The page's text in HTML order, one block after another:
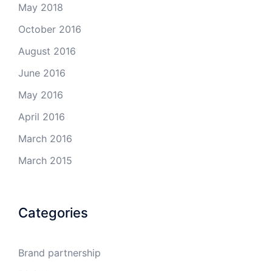
May 2018
October 2016
August 2016
June 2016
May 2016
April 2016
March 2016
March 2015
Categories
Brand partnership